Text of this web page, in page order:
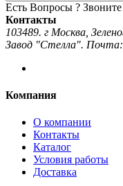
Есть Вопросы ?
Контакты
103489. г Москва,
Завод "Стелла". Почта:
Компания
О компании
Контакты
Каталог
Условия работы
Доставка